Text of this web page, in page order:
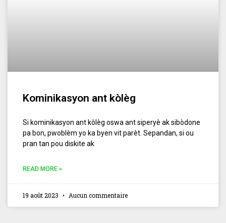
Kominikasyon ant kòlèg
Si kominikasyon ant kòlèg oswa ant siperyè ak sibòdone
pa bon, pwoblèm yo ka byen vit parèt. Sepandan, si ou
pran tan pou diskite ak
READ MORE »
19 août 2023 Aucun commentaire